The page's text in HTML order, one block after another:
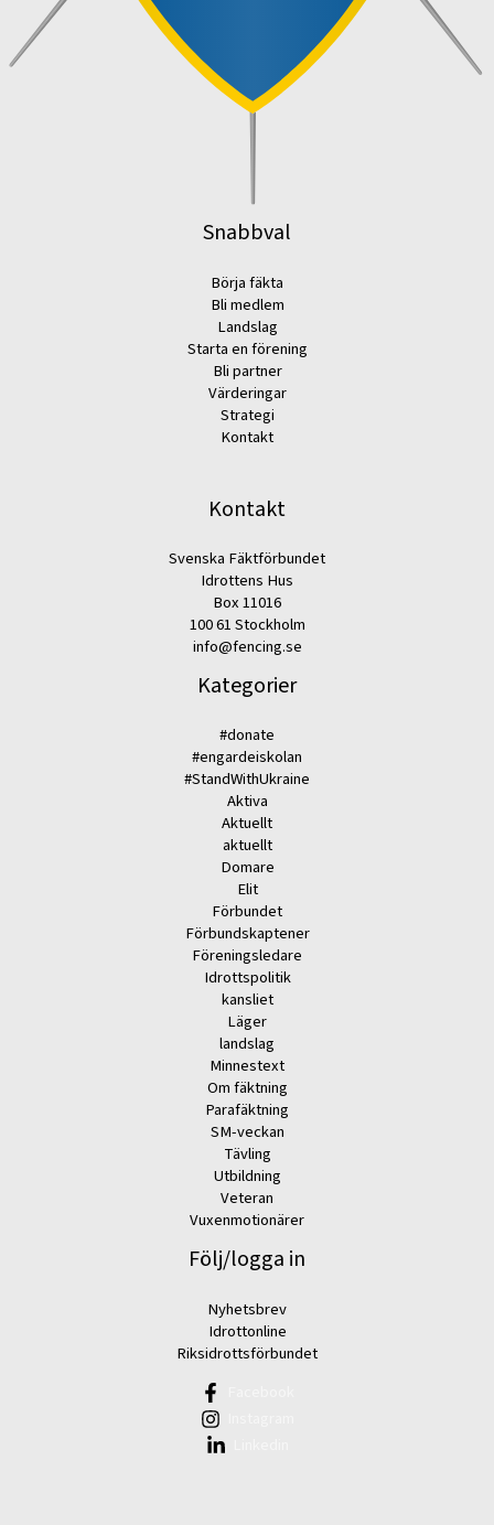
Snabbval
Börja fäkta
Bli medlem
Landslag
Starta en förening
Bli partner
Värderingar
Strategi
Kontakt
Kontakt
Svenska Fäktförbundet
Idrottens Hus
Box 11016
100 61 Stockholm
info@fencing.se
Kategorier
#donate
#engardeiskolan
#StandWithUkraine
Aktiva
Aktuellt
aktuellt
Domare
Elit
Förbundet
Förbundskaptener
Föreningsledare
Idrottspolitik
kansliet
Läger
landslag
Minnestext
Om fäktning
Parafäktning
SM-veckan
Tävling
Utbildning
Veteran
Vuxenmotionärer
Följ/logga in
Nyhetsbrev
Idrottonline
Riksidrottsförbundet